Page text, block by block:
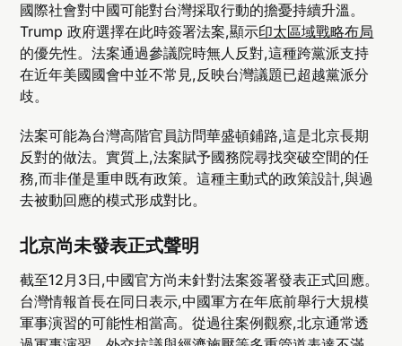
國際社會對中國可能對台灣採取行動的擔憂持續升溫。
Trump 政府選擇在此時簽署法案,顯示印太區域戰略布局
的優先性。法案通過參議院時無人反對,這種跨黨派支持
在近年美國國會中並不常見,反映台灣議題已超越黨派分
歧。
法案可能為台灣高階官員訪問華盛頓鋪路,這是北京長期
反對的做法。實質上,法案賦予國務院尋找突破空間的任
務,而非僅是重申既有政策。這種主動式的政策設計,與過
去被動回應的模式形成對比。
北京尚未發表正式聲明
截至12月3日,中國官方尚未針對法案簽署發表正式回應。
台灣情報首長在同日表示,中國軍方在年底前舉行大規模
軍事演習的可能性相當高。從過往案例觀察,北京通常透